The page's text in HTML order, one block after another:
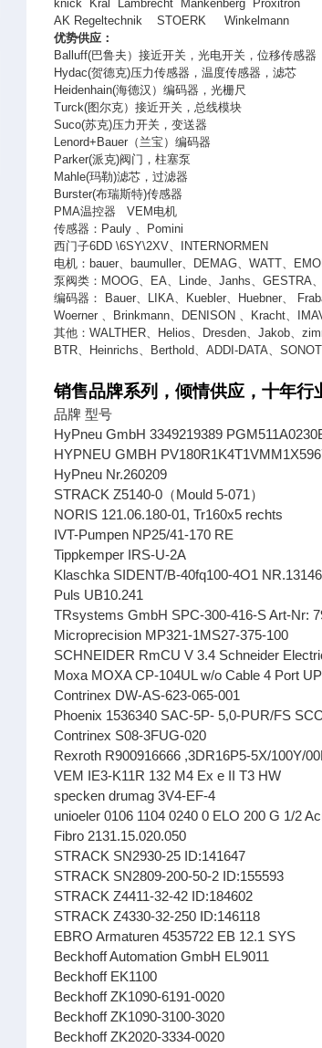
knick Kral Lambrecht Mankenberg Proxitron
AK Regeltechnik STOERK Winkelmann
优势供应：
Balluff(巴鲁夫）接近开关，光电开关，位移传感器
Hydac(贺德克)压力传感器，温度传感器，滤芯
Heidenhain(海德汉）编码器，光栅尺
Turck(图尔克）接近开关，总线模块
Suco(苏克)压力开关，变送器
Lenord+Bauer （兰宝）编码器
Parker(派克)阀门，柱塞泵
Mahle(玛勒)滤芯，过滤器
Burster(布瑞斯特)传感器
PMA温控器 VEM 电机
传感器： Pauly 、
Pomini
西门子6DD \6SY\2XV、
INTERNORMEN
电机： bauer、 baumuller、 DEMAG、WATT、
泵阀类： MOOG、 EA、 Linde、Janhs、GESTRA、
编码器：
Bauer、 LIKA、 Kuebler、 Huebner、
Woerner 、 Brinkmann、 DENISON 、 Kracht、
其他：WALTHER、 Helios、 Dresden、Jakob、
BTR、 Heinrichs、 Berthold、ADDI-DATA、
销售品牌系列，倾情供应，十年行
品牌 型号
HyPneu GmbH 3349219389
HYPNEU GMBH
HyPneu Nr.260209
STRACK Z5140-0（Mould 5-071）
NORIS 121.06.180-01, Tr160x5 rechts
IVT-Pumpen NP25/41-170 RE
Tippkemper IRS-U-2A
Klaschka SIDENT/B-40fq100-4O1
Puls UB10.241
TRsystems GmbH SPC-300-416-S Art-Nr:
Microprecision MP321-1MS27-375-100
SCHNEIDER RmCU V 3.4 Schneider
Moxa MOXA CP-104UL w/o Cable 4 Port
Contrinex DW-AS-623-065-001
Phoenix 1536340 SAC-5P- 5,0-PUR/FS
Contrinex S08-3FUG-020
Rexroth R900916666 ,3DR16P5-5X/100Y/
VEM IE3-K11R 132 M4 Ex e II T3 HW
specken drumag 3V4-EF-4
unioeler 0106 1104 0240 0 ELO 200 G 1/2
Fibro 2131.15.020.050
STRACK SN2930-25 ID:141647
STRACK SN2809-200-50-2 ID:155593
STRACK Z4411-32-42 ID:184602
STRACK Z4330-32-250 ID:146118
EBRO Armaturen 4535722 EB 12.1 SYS
Beckhoff Automation GmbH EL9011
Beckhoff EK1100
Beckhoff ZK1090-6191-0020
Beckhoff ZK1090-3100-3020
Beckhoff ZK2020-3334-0020